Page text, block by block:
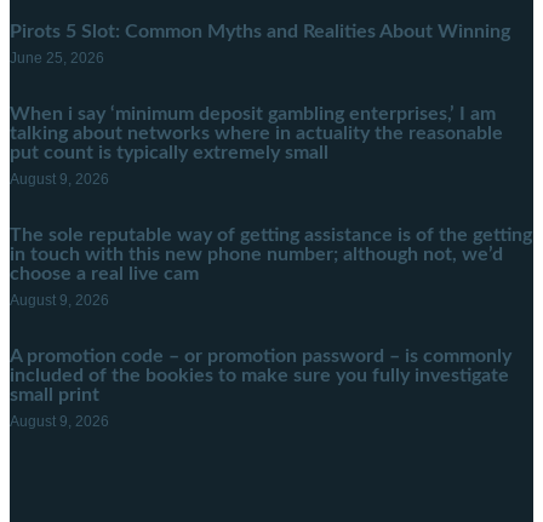
Pirots 5 Slot: Common Myths and Realities About Winning
June 25, 2026
When i say ‘minimum deposit gambling enterprises,’ I am
talking about networks where in actuality the reasonable
put count is typically extremely small
August 9, 2026
The sole reputable way of getting assistance is of the getting
in touch with this new phone number; although not, we’d
choose a real live cam
August 9, 2026
A promotion code – or promotion password – is commonly
included of the bookies to make sure you fully investigate
small print
August 9, 2026